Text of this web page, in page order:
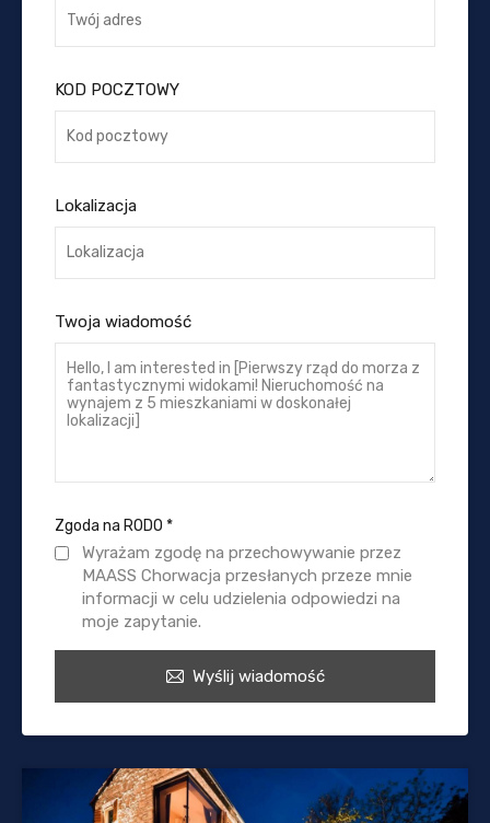
KOD POCZTOWY
Lokalizacja
Twoja wiadomość
Zgoda na RODO *
Wyrażam zgodę na przechowywanie przez
MAASS Chorwacja przesłanych przeze mnie
informacji w celu udzielenia odpowiedzi na
moje zapytanie.
Wyślij wiadomość